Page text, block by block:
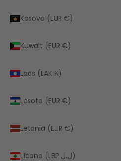
Kosovo (EUR €)
Kuwait (EUR €)
Laos (LAK ₭)
Lesoto (EUR €)
Letonia (EUR €)
Líbano (LBP ل.ل)